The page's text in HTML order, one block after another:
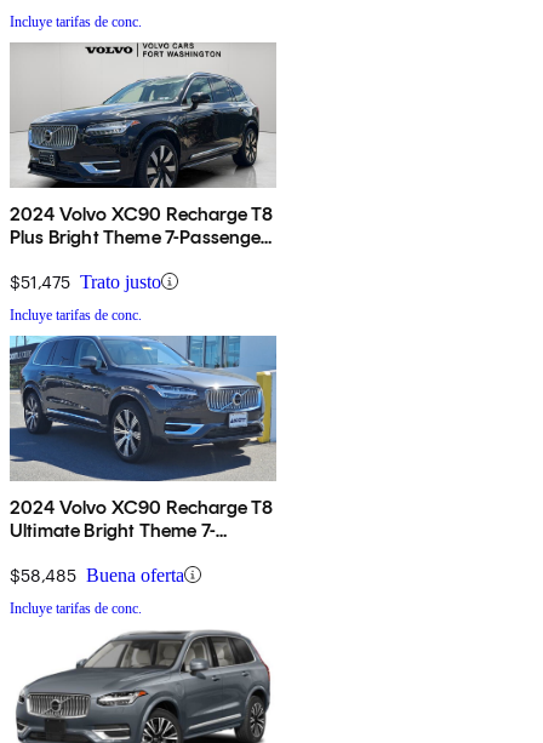
Incluye tarifas de conc.
2024 Volvo XC90 Recharge T8
Plus Bright Theme 7-Passenger
$51,475 Trato justo
Incluye tarifas de conc.
2024 Volvo XC90 Recharge T8
Ultimate Bright Theme 7-
$58,485 Buena oferta
Incluye tarifas de conc.